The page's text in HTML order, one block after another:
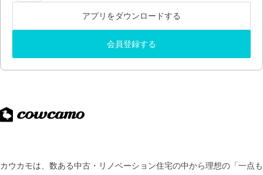
アプリをダウンロードする
会員登録する
カウカモは、数ある中古・リノベーション住宅の中から理想の「一点も